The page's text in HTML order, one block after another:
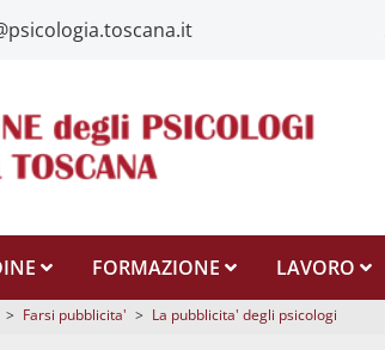
FORMAZIONE LAVORO
> Farsi pubblicita' > La pubblicita' degli psicologi